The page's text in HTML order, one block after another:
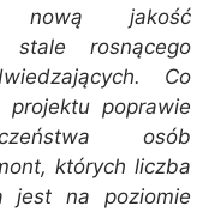
nową jakość
stale rosnącego
Co
poprawie
osób
których liczba
jest na poziomie